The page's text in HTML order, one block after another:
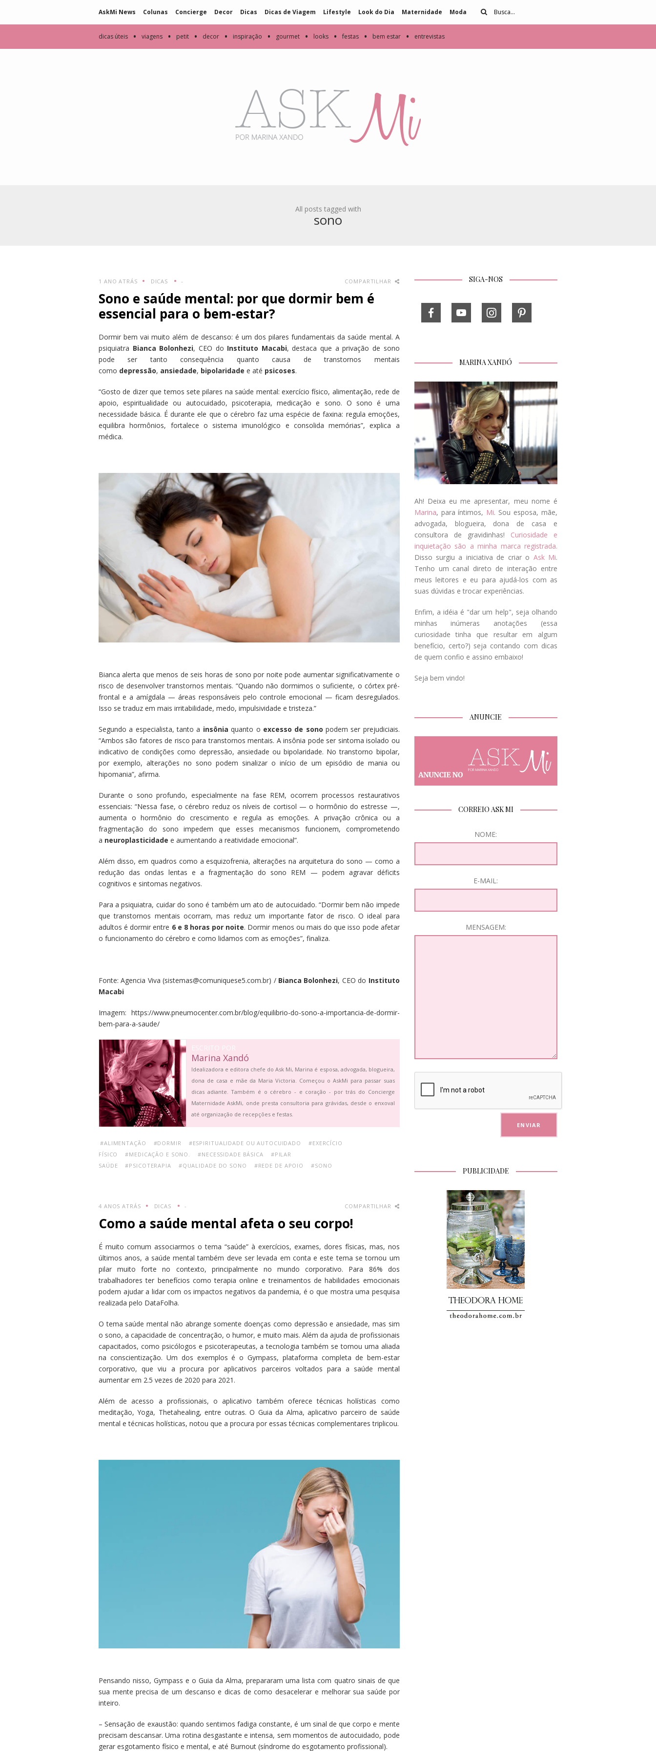
AskMi News Colunas Concierge Decor Dicas Dicas de Viagem Lifestyle Look do Dia Maternidade Moda
dicas úteis • viagens • petit • decor • inspiração • gourmet • looks • festas • bem estar • entrevistas
All posts tagged with
sono
1 ANO ATRÁS DICAS - COMPARTILHAR
Sono e saúde mental: por que dormir bem é
essencial para o bem-estar?
Dormir bem vai muito além de descanso: é um dos pilares fundamentais da saúde mental. A
psiquiatra Bianca Bolonhezi, CEO do Instituto Macabi, destaca que a privação de sono
pode ser tanto consequência quanto causa de transtornos mentais
como depressão, ansiedade, bipolaridade e até psicoses.
“Gosto de dizer que temos sete pilares na saúde mental: exercício físico, alimentação, rede de
apoio, espiritualidade ou autocuidado, psicoterapia, medicação e sono. O sono é uma
necessidade básica. É durante ele que o cérebro faz uma espécie de faxina: regula emoções,
equilibra hormônios, fortalece o sistema imunológico e consolida memórias”, explica a
médica.
Bianca alerta que menos de seis horas de sono por noite pode aumentar significativamente o
risco de desenvolver transtornos mentais. “Quando não dormimos o suficiente, o córtex pré-
frontal e a amígdala — áreas responsáveis pelo controle emocional — ficam desregulados.
Isso se traduz em mais irritabilidade, medo, impulsividade e tristeza.”
Segundo a especialista, tanto a insônia quanto o excesso de sono podem ser prejudiciais.
“Ambos são fatores de risco para transtornos mentais. A insônia pode ser sintoma isolado ou
indicativo de condições como depressão, ansiedade ou bipolaridade. No transtorno bipolar,
por exemplo, alterações no sono podem sinalizar o início de um episódio de mania ou
hipomania”, afirma.
Durante o sono profundo, especialmente na fase REM, ocorrem processos restaurativos
essenciais: “Nessa fase, o cérebro reduz os níveis de cortisol — o hormônio do estresse —,
aumenta o hormônio do crescimento e regula as emoções. A privação crônica ou a
fragmentação do sono impedem que esses mecanismos funcionem, comprometendo
a neuroplasticidade e aumentando a reatividade emocional”.
Além disso, em quadros como a esquizofrenia, alterações na arquitetura do sono — como a
redução das ondas lentas e a fragmentação do sono REM — podem agravar déficits
cognitivos e sintomas negativos.
Para a psiquiatra, cuidar do sono é também um ato de autocuidado. “Dormir bem não impede
que transtornos mentais ocorram, mas reduz um importante fator de risco. O ideal para
adultos é dormir entre 6 e 8 horas por noite. Dormir menos ou mais do que isso pode afetar
o funcionamento do cérebro e como lidamos com as emoções”, finaliza.
Fonte:Agencia Viva (sistemas@comuniquese5.com.br) / Bianca Bolonhezi, CEO do Instituto
Macabi
Imagem: https://www.pneumocenter.com.br/blog/equilibrio-do-sono-a-importancia-de-dormir-
bem-para-a-saude/
ESCRITO POR
Marina Xandó
Idealizadora e editora chefe do Ask Mi, Marina é esposa, advogada, blogueira,
dona de casa e mãe da Maria Victoria. Começou o AskMi para passar suas
dicas adiante. Também é o cérebro - e coração - por trás do Concierge
Maternidade AskMi, onde presta consultoria para grávidas, desde o enxoval
até organização de recepções e festas.
#ALIMENTAÇÃO #DORMIR #ESPIRITUALIDADE OU AUTOCUIDADO
#EXERCÍCIO
FÍSICO
#MEDICAÇÃO E SONO. #NECESSIDADE BÁSICA
#PILAR
SAÚDE
#PSICOTERAPIA #QUALIDADE DO SONO #REDE DE APOIO #SONO
4 ANOS ATRÁS DICAS - COMPARTILHAR
Como a saúde mental afeta o seu corpo!
É muito comum associarmos o tema “saúde” à exercícios, exames, dores físicas, mas, nos
últimos anos, a saúde mental também deve ser levada em conta e este tema se tornou um
pilar muito forte no contexto, principalmente no mundo corporativo. Para 86% dos
trabalhadores ter benefícios como terapia online e treinamentos de habilidades emocionais
podem ajudar a lidar com os impactos negativos da pandemia, é o que mostra uma pesquisa
realizada pelo DataFolha.
O tema saúde mental não abrange somente doenças como depressão e ansiedade, mas sim
o sono, a capacidade de concentração, o humor, e muito mais. Além da ajuda de profissionais
capacitados, como psicólogos e psicoterapeutas, a tecnologia também se tornou uma aliada
na conscientização. Um dos exemplos é o Gympass, plataforma completa de bem-estar
corporativo, que viu a procura por aplicativos parceiros voltados para a saúde mental
aumentar em 2.5 vezes de 2020 para 2021.
Além de acesso a profissionais, o aplicativo também oferece técnicas holísticas como
meditação, Yoga, Thetahealing, entre outras. O Guia da Alma, aplicativo parceiro de saúde
mental e técnicas holísticas, notou que a procura por essas técnicas complementares triplicou.
Pensando nisso, Gympass e o Guia da Alma, prepararam uma lista com quatro sinais de que
sua mente precisa de um descanso e dicas de como desacelerar e melhorar sua saúde por
inteiro.
– Sensação de exaustão: quando sentimos fadiga constante, é um sinal de que corpo e mente
precisam descansar. Uma rotina desgastante e intensa, sem momentos de autocuidado, pode
gerar esgotamento físico e mental, e até Burnout (síndrome do esgotamento profissional).
SIGA-NOS
MARINA XANDÓ
Ah! Deixa eu me apresentar, meu nome é
Marina, para íntimos, Mi. Sou esposa, mãe,
advogada, blogueira, dona de casa e
consultora de gravidinhas! Curiosidade e
inquietação são a minha marca registrada.
Disso surgiu a iniciativa de criar o Ask Mi.
Tenho um canal direto de interação entre
meus leitores e eu para ajudá-los com as
suas dúvidas e trocar experiências.
Enfim, a idéia é "dar um help", seja olhando
minhas inúmeras anotações (essa
curiosidade tinha que resultar em algum
benefício, certo?) seja contando com dicas
de quem confio e assino embaixo!
Seja bem vindo!
ANUNCIE
CORREIO ASK MI
NOME:
E-MAIL:
MENSAGEM:
PUBLICIDADE